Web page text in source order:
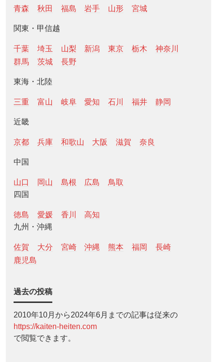
青森 秋田 福島 岩手 山形 宮城
関東・甲信越
千葉 埼玉 山梨 新潟 東京 栃木
神奈川
群馬
茨城 長野
東海・北陸
三重 富山 岐阜 愛知 石川 福井 静岡
近畿
京都 兵庫 和歌山 大阪 滋賀 奈良
中国
山口 岡山 島根 広島
鳥取
四国
徳島 愛媛 香川
高知
九州・沖縄
佐賀 大分 宮崎 沖縄 熊本 福岡
長崎
鹿児島
過去の投稿
2010年10月から2024年6月までの記事は従来の
https://kaiten-heiten.com
で閲覧できます。